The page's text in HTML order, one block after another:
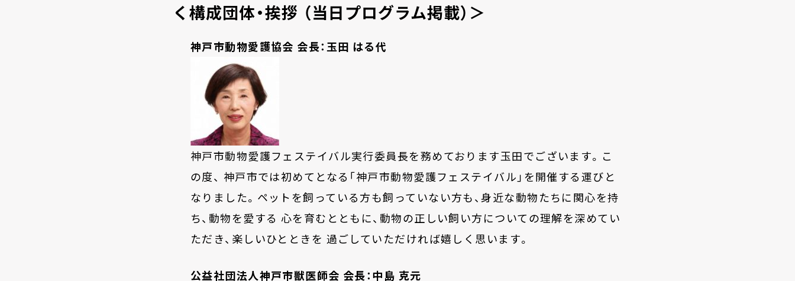
く構成団体・挨拶 （当日プログラム掲載） ＞
神戸市動物愛護協会 会長：玉田 はる代
神戸市動物愛護フェステイバル実行委員長を務めております玉田でございます。こ
の度、 神戸市では初めてとなる「神戸市動物愛護フェステイバル」を開催する運びと
なりました。ペットを飼っている方も飼っていない方も、身近な動物たちに関心を持
ち、動物を愛する 心を育むとともに、動物の正しい飼い方についての理解を深めてい
ただき、楽しいひとときを 過ごしていただければ嬉しく思います。
公益社団法人神戸市獣医師会 会長：中島 克元